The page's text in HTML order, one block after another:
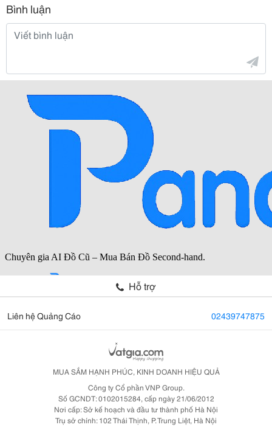
Bình luận
Hỗ trợ
Liên hệ Quảng Cáo 02439747875
MUA SẮM HẠNH PHÚC, KINH DOANH HIỆU QUẢ
Công ty Cổ phần VNP Group.
Số GCNDT: 0102015284, cấp ngày 21/06/2012
Nơi cấp: Sở kế hoạch và đầu tư thành phố Hà Nội
Trụ sở chính: 102 Thái Thịnh, P. Trung Liệt, Hà Nội